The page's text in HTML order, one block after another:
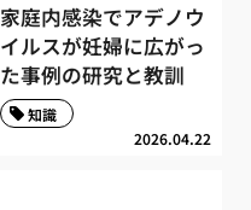
家庭内感染でアデノウ
イルスが妊婦に広がっ
た事例の研究と教訓
2026.04.22
知識